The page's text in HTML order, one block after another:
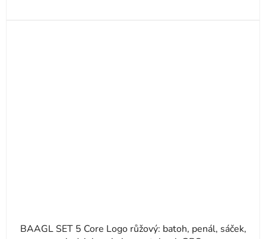
BAAGL SET 5 Core Logo růžový: batoh, penál, sáček,